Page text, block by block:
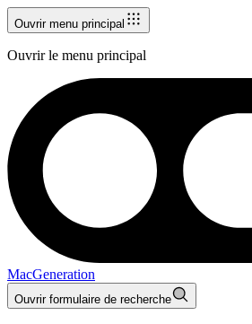
Ouvrir menu principal
Ouvrir le menu principal
MacGeneration
Ouvrir formulaire de recherche